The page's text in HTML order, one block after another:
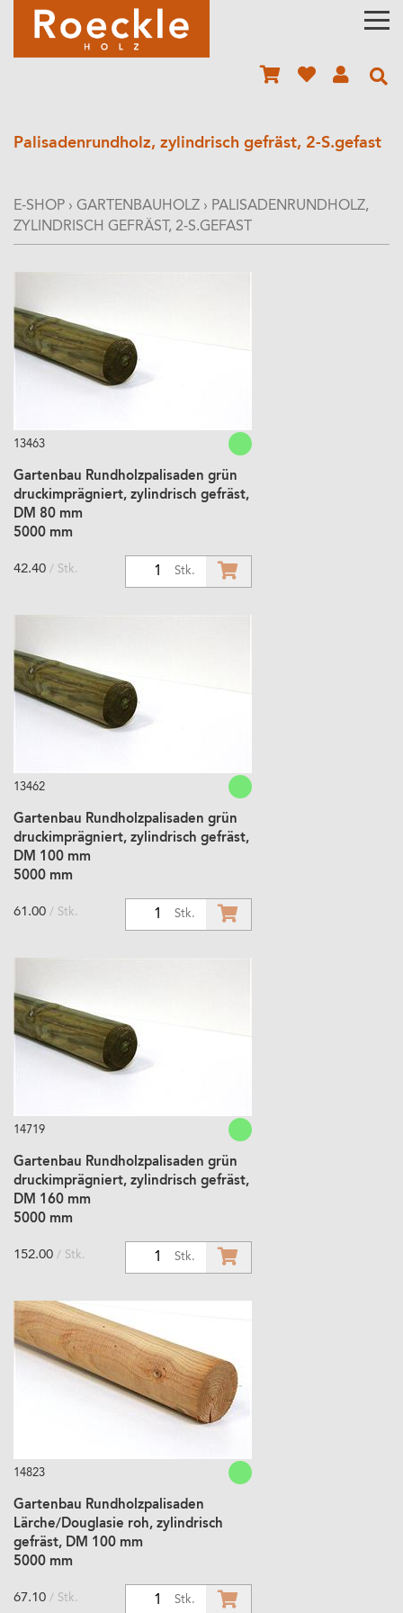
Palisadenrundholz, zylindrisch gefräst, 2-S.gefast
E-SHOP › GARTENBAUHOLZ › PALISADENRUNDHOLZ,
ZYLINDRISCH GEFRÄST, 2-S.GEFAST
13463
Gartenbau Rundholzpalisaden grün
druckimprägniert, zylindrisch gefräst,
DM 80 mm
5000 mm
Stk.
42.40 / Stk.
13462
Gartenbau Rundholzpalisaden grün
druckimprägniert, zylindrisch gefräst,
DM 100 mm
5000 mm
Stk.
61.00 / Stk.
14719
Gartenbau Rundholzpalisaden grün
druckimprägniert, zylindrisch gefräst,
DM 160 mm
5000 mm
Stk.
152.00 / Stk.
14823
Gartenbau Rundholzpalisaden
Lärche/Douglasie roh, zylindrisch
gefräst, DM 100 mm
5000 mm
Stk.
67.10 / Stk.